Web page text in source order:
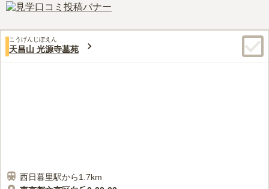
50代女性
近くにお花屋さんがあります。谷中価格でかなり高いです。お寺
す。
こうげんじぼえん
天昌山 光源寺墓苑
西日暮里駅から1.7km